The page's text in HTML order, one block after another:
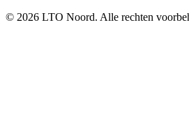
© 2026 LTO Noord. Alle rechten